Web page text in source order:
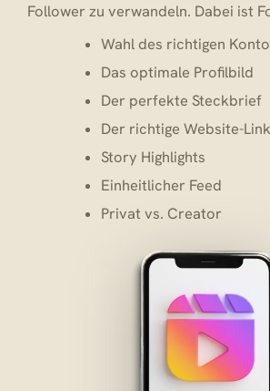
Follower zu verwandeln. Dabei ist
Wahl des richtigen
Das optimale Profilbild
Der perfekte Steckbrief
Der richtige Website-Link
Story Highlights
Einheitlicher Feed
Privat vs. Creator